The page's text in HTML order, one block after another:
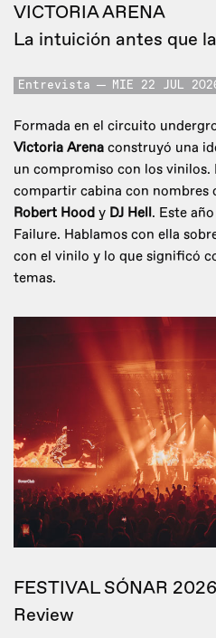
VICTORIA ARENA
La intuición antes que
Entrevista MIE 22 JUL
Formada en el circuito
Victoria Arena construyó una
un compromiso con los vinilos.
compartir cabina con nombres
Robert Hood y DJ Hell. Este
Failure. Hablamos con ella
con el vinilo y lo que significó
temas.
FESTIVAL SÓNAR 2026
Review